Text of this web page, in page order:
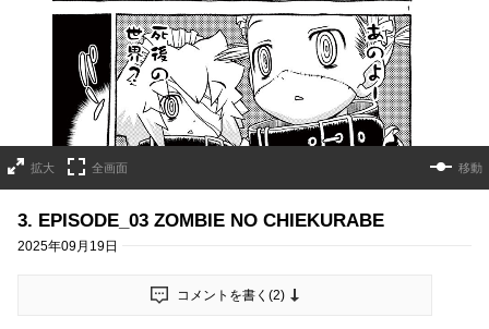
拡大 全画面 移動
3. EPISODE_03 ZOMBIE NO CHIEKURABE
2025年09月19日
コメントを書く(2)